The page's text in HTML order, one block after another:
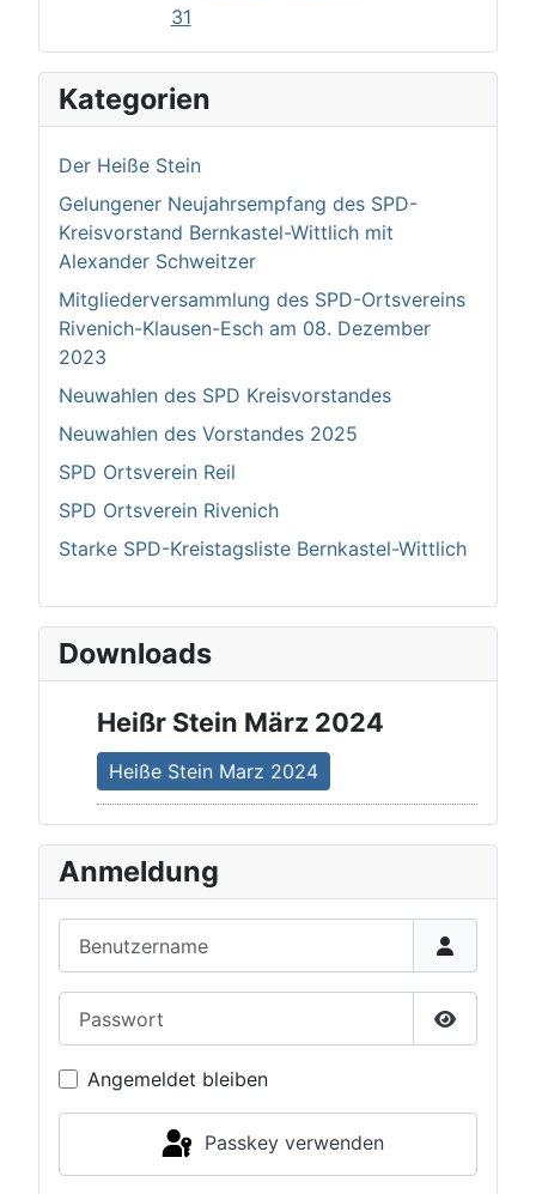
31
Kategorien
Der Heiße Stein
Gelungener Neujahrsempfang des SPD-
Kreisvorstand Bernkastel-Wittlich mit
Alexander Schweitzer
Mitgliederversammlung des SPD-Ortsvereins
Rivenich-Klausen-Esch am 08. Dezember
2023
Neuwahlen des SPD Kreisvorstandes
Neuwahlen des Vorstandes 2025
SPD Ortsverein Reil
SPD Ortsverein Rivenich
Starke SPD-Kreistagsliste Bernkastel-Wittlich
Downloads
Heißr Stein März 2024
Heiße Stein Marz 2024
Anmeldung
Passwort
Angemeldet bleiben
Passkey verwenden